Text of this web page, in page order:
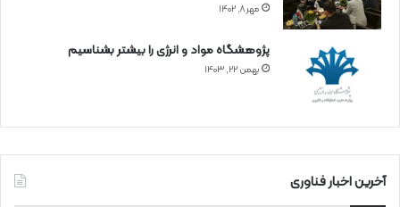
مهر ۸, ۱۴۰۲
پژوهشگاه مواد و انرژی را بیشتر بشناسیم
بهمن ۲۲, ۱۴۰۳
آخرین اخبار فناوری